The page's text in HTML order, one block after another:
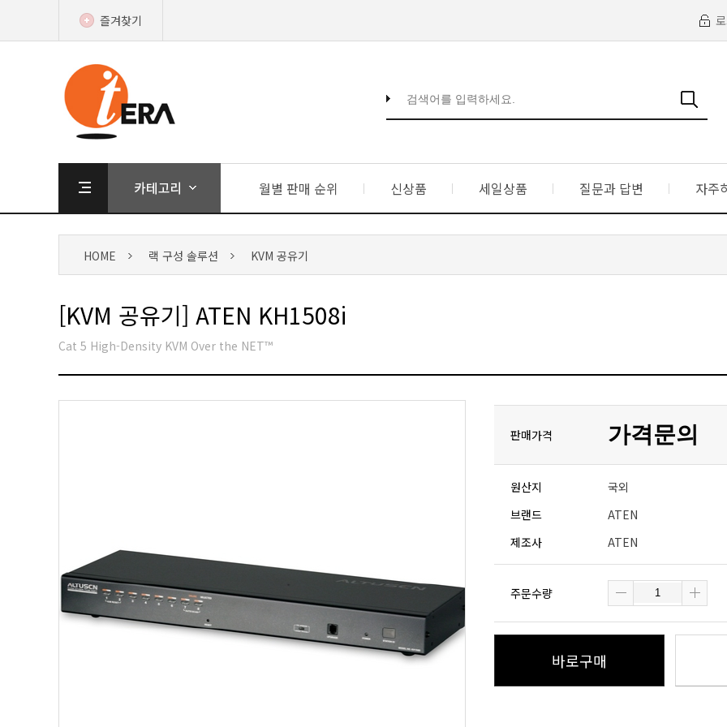
즐겨찾기
월별 판매 순위 신상품 세일상품 질문과 답변 자주
HOME 랙 구성 솔루션 KVM 공유기
[KVM 공유기] ATEN KH1508i
Cat 5 High-Density KVM Over the NET™
판매가격 가격문의
원산지
국외
브랜드
ATEN
제조사
ATEN
주문수량
바로구매